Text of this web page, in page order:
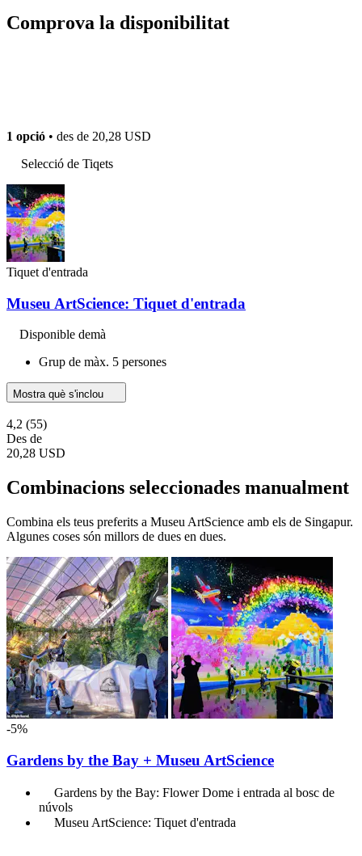
Comprova la disponibilitat
1 opció • des de 20,28 USD
Selecció de Tiqets
Tiquet d'entrada
Museu ArtScience: Tiquet d'entrada
Disponible demà
Grup de màx. 5 persones
Mostra què s'inclou
4,2 (55)
Des de
20,28 USD
Combinacions seleccionades manualment
Combina els teus preferits a Museu ArtScience amb els de Singapur.
Algunes coses són millors de dues en dues.
-5%
Gardens by the Bay + Museu ArtScience
Gardens by the Bay: Flower Dome i entrada al bosc de
núvols
Museu ArtScience: Tiquet d'entrada